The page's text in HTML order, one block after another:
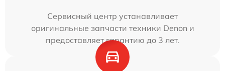
Сервисный центр устанавливает
оригинальные запчасти техники Denon и
предоставляет гарантию до 3 лет.